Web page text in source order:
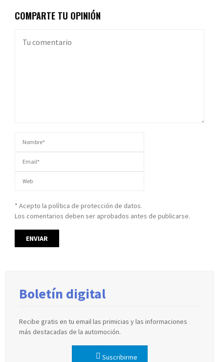
COMPARTE TU OPINIÓN
* Acepto la política de protección de datos.
Los comentarios deben ser aprobados antes de publicarse.
Boletín digital
Recibe gratis en tu email las primicias y las informaciones
más destacadas de la automoción.
Suscribirme